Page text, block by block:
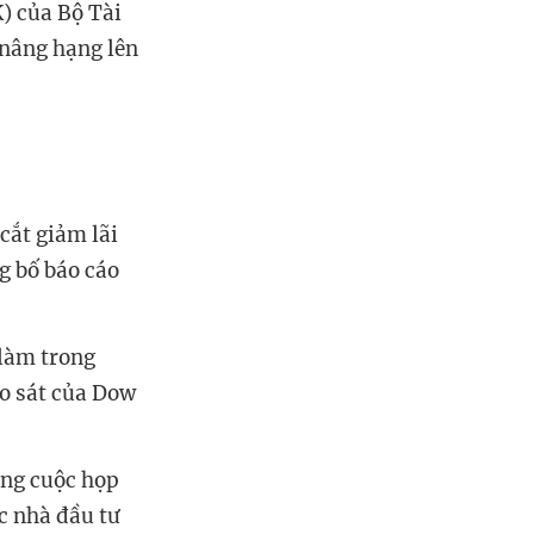
của Bộ Tài
hạng lên
giảm lãi
bố báo cáo
trong
sát của Dow
cuộc họp
nhà đầu tư